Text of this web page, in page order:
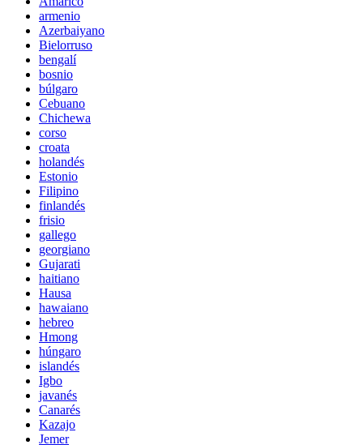
armenio
Azerbaiyano
Bielorruso
bengalí
bosnio
búlgaro
Cebuano
Chichewa
corso
croata
holandés
Estonio
Filipino
finlandés
frisio
gallego
georgiano
Gujarati
haitiano
Hausa
hawaiano
hebreo
Hmong
húngaro
islandés
Igbo
javanés
Canarés
Kazajo
Jemer